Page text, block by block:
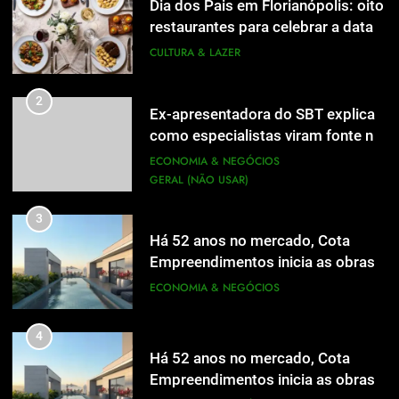
1
Ex-apresentadora do SBT explica
como especialistas viram fonte na
3
4
Dia dos Pais em Florianópolis: oito
restaurantes para celebrar a data
em família
CULTURA & LAZER
2
Ex-apresentadora do SBT explica
como especialistas viram fonte na
mídia
ECONOMIA & NEGÓCIOS
GERAL (NÃO USAR)
3
Há 52 anos no mercado, Cota
Empreendimentos inicia as obras
do Cota 365 e apresenta uma nova
ECONOMIA & NEGÓCIOS
4
Há 52 anos no mercado, Cota
Empreendimentos inicia as obras